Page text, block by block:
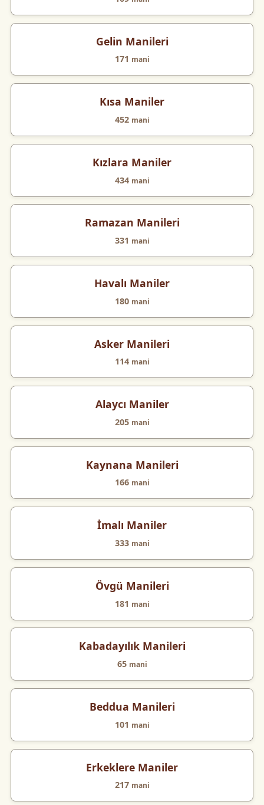
Gelin Manileri
171 mani
Kısa Maniler
452 mani
Kızlara Maniler
434 mani
Ramazan Manileri
331 mani
Havalı Maniler
180 mani
Asker Manileri
114 mani
Alaycı Maniler
205 mani
Kaynana Manileri
166 mani
İmalı Maniler
333 mani
Övgü Manileri
181 mani
Kabadayılık Manileri
65 mani
Beddua Manileri
101 mani
Erkeklere Maniler
217 mani